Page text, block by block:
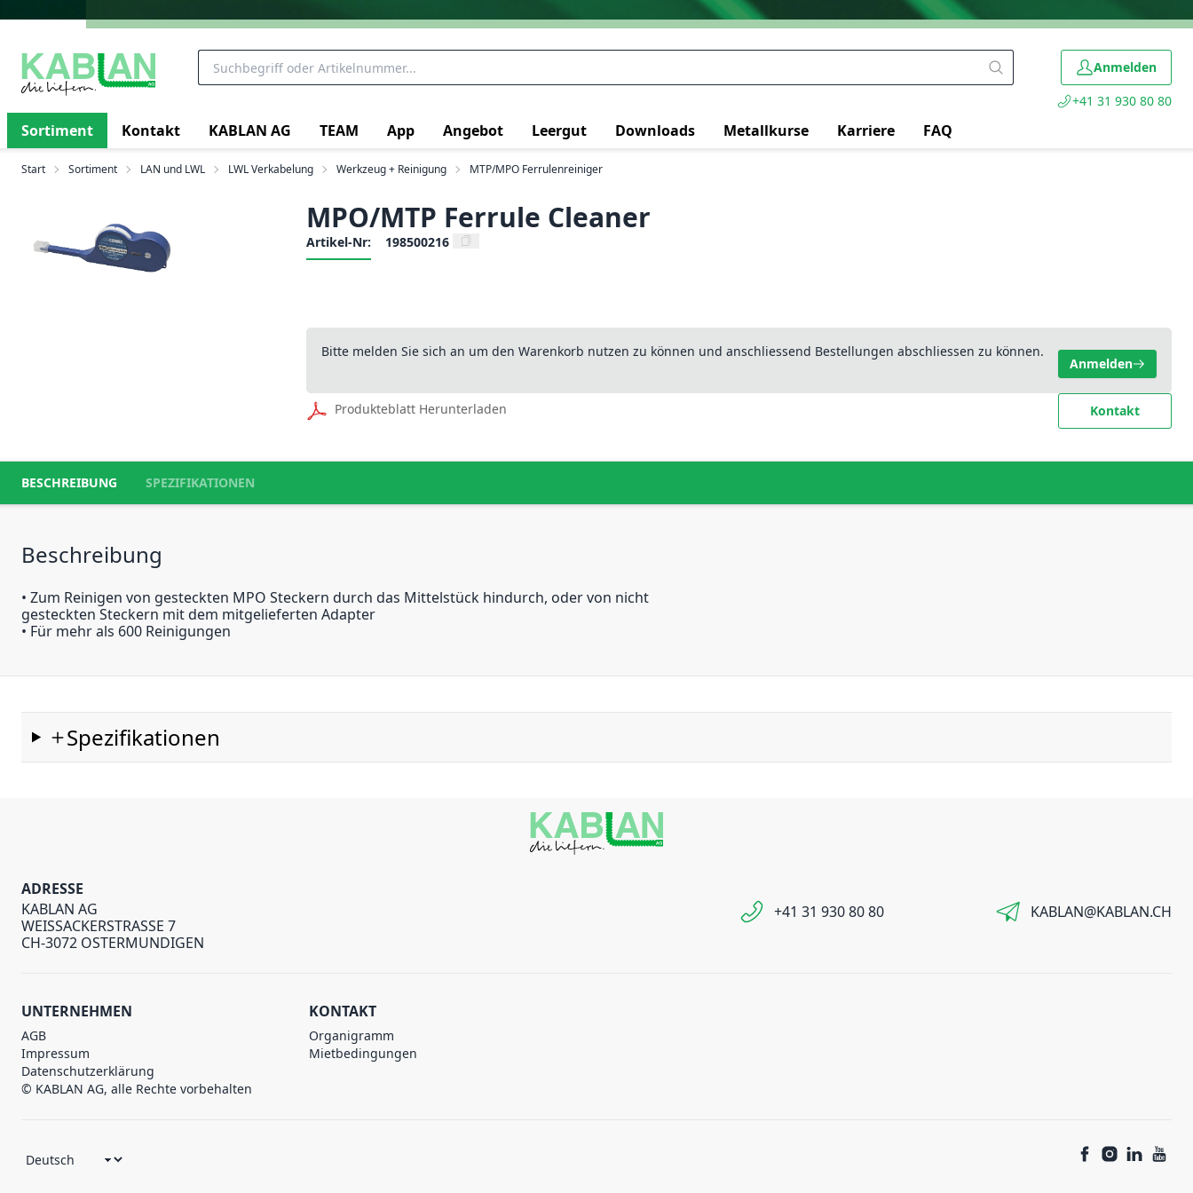
Anmelden
+41 31 930 80 80
Sortiment Kontakt KABLAN AG TEAM App Angebot Leergut Downloads Metallkurse Karriere FAQ
Start Sortiment LAN und LWL LWL Verkabelung Werkzeug + Reinigung MTP/MPO Ferrulenreiniger
MPO/MTP Ferrule Cleaner
Artikel-Nr: 198500216
Bitte melden Sie sich an um den Warenkorb nutzen zu können und anschliessend Bestellungen abschliessen zu können.
Anmelden
Produkteblatt Herunterladen Kontakt
BESCHREIBUNG SPEZIFIKATIONEN
Beschreibung
• Zum Reinigen von gesteckten MPO Steckern durch das Mittelstück hindurch, oder von nicht
gesteckten Steckern mit dem mitgelieferten Adapter
• Für mehr als 600 Reinigungen
Spezifikationen
ADRESSE
KABLAN AG
WEISSACKERSTRASSE 7
CH-3072 OSTERMUNDIGEN
+41 31 930 80 80 KABLAN@KABLAN.CH
UNTERNEHMEN
AGB
Impressum
Datenschutzerklärung
© KABLAN AG, alle Rechte vorbehalten
KONTAKT
Organigramm
Mietbedingungen